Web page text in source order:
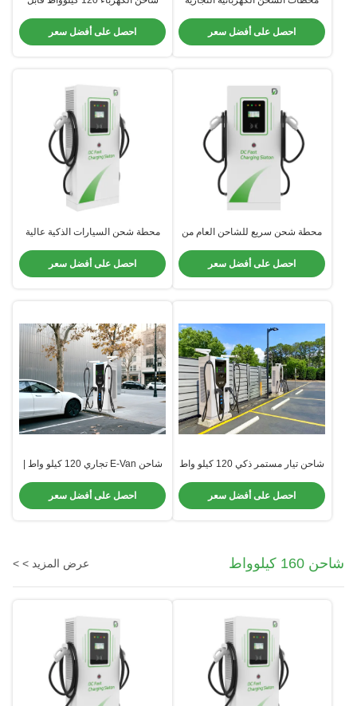
احصل على أفضل سعر
GBT مع شهادة CE مزدوجة
احصل على أفضل سعر
محطة شحن سريع للشاحن العام من
اختبار كاملة
احصل على أفضل سعر
محطة شحن السيارات الذكية عالية
احصل على أفضل سعر
شاحن تيار مستمر ذكي 120 كيلو واط
نظام التحكم باللمس ولف الكابل
احصل على أفضل سعر
شاحن E-Van تجاري 120 كيلو واط |
بوصات وتخزين تلقائي للكابلات |
تصميم منخفض الطاقة
احصل على أفضل سعر
شاحن 160 كيلوواط عرض المزيد > >